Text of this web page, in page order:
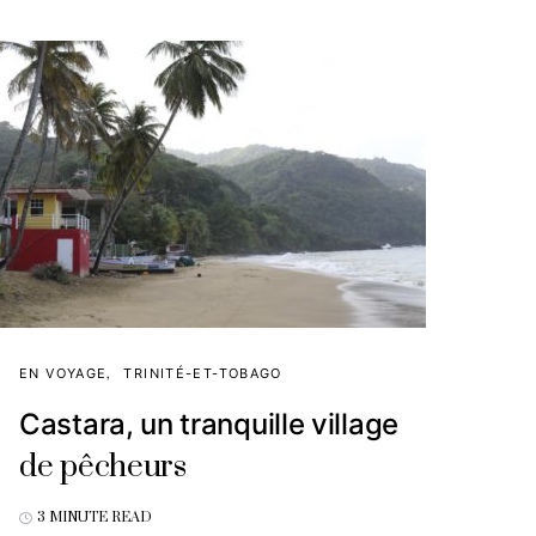
EN VOYAGE TRINITÉ-ET-TOBAGO
Castara, un tranquille village
de pêcheurs
3 MINUTE READ